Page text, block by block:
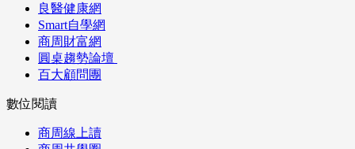
良醫健康網
Smart自學網
商周財富網
圓桌趨勢論壇
百大顧問團
數位閱讀
商周線上讀